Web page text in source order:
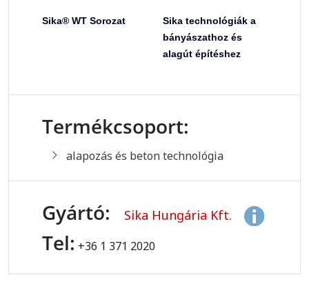
Sika® WT Sorozat
Sika technológiák a
bányászathoz és
alagút építéshez
Termékcsoport:
alapozás és beton technológia
Gyártó: Sika Hungária Kft.
Tel: +36 1 371 2020